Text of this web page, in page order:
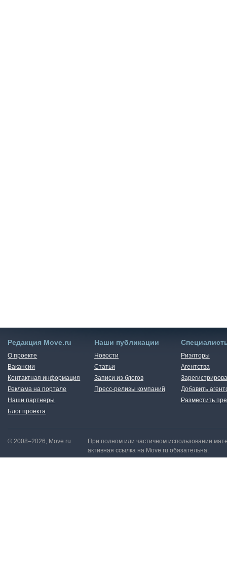
Редакция Move.ru
О проекте
Вакансии
Контактная информация
Реклама на портале
Наши партнеры
Блог проекта
Наши публикации
Новости
Статьи
Записи из блогов
Пресс-релизы компаний
Риэлторы
Агентства
Добавить
Разместить
© 2008–2026, Move.ru
При полном или частичном использовании
активная ссылка на Move.ru обязательна.